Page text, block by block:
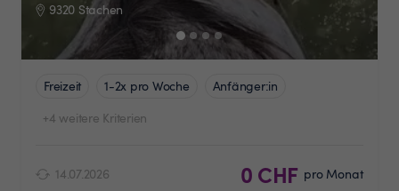
9320 Stachen
Freizeit 1-2x pro Woche
Anfänger:in
+4 weitere Kriterien
14.07.2026 0 CHF pro Monat